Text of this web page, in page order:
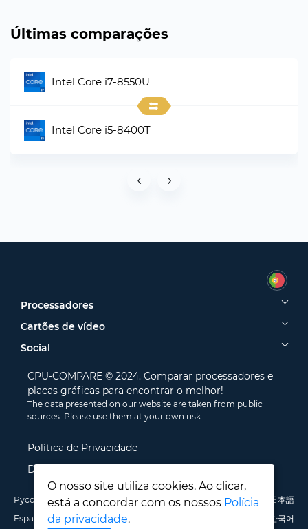
Últimas comparações
Intel Core i7-8550U
Intel Core i5-8400T
‹ ›
Processadores
Cartões de vídeo
Social
CPU-COMPARE © 2024. Comparar processadores e
placas gráficas para encontrar o melhor!
The data presented on our website are taken from public
sources. Please use them at your own risk.
Política de Privacidade
Disclamer
O nosso site utiliza cookies. Ao clicar,
está a concordar com os nossos Polícia
da privacidade.
Русский English Deutsch Português Italiano Français
日本語
Español
Polski 한국어